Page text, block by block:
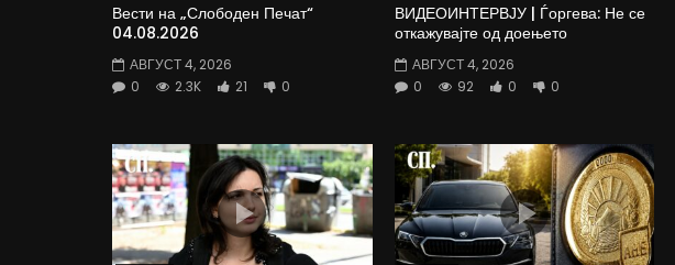
Вести на „Слободен Печат“
04.08.2026
АВГУСТ 4, 2026
0
2.3K 21 0
ВИДЕОИНТЕРВЈУ | Ѓоргева: Не се
откажувајте од доењето
АВГУСТ 4, 2026
0
92 0 0